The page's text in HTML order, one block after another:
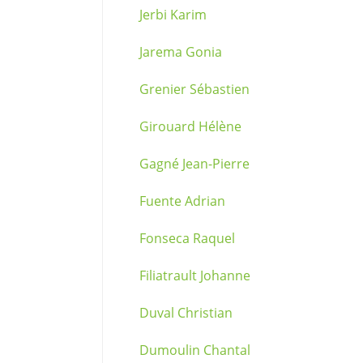
Jerbi Karim
Jarema Gonia
Grenier Sébastien
Girouard Hélène
Gagné Jean-Pierre
Fuente Adrian
Fonseca Raquel
Filiatrault Johanne
Duval Christian
Dumoulin Chantal